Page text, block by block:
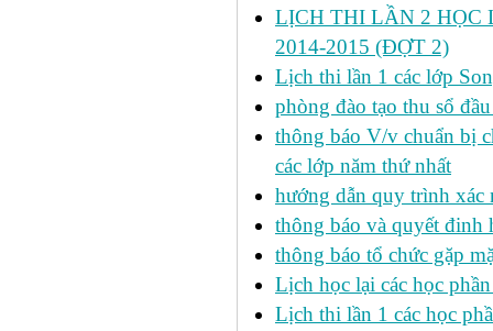
LỊCH THI LẦN 2
2014-2015 (ĐỢT 2)
Lịch thi lần 1 các lớp
phòng đào tạo thu sổ
thông báo V/v chuẩn bị
các lớp năm thứ nhất
hướng dẫn quy trình xác
thông báo và quyết đinh
thông báo tổ chức gặp
Lịch học lại các học
Lịch thi lần 1 các học